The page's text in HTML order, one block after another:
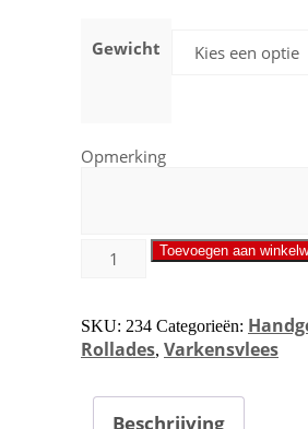
Gewicht
Opmerking
Toevoegen aan
SKU: 234 Categorieën:
Rollades, Varkensvlees
Beschrijving